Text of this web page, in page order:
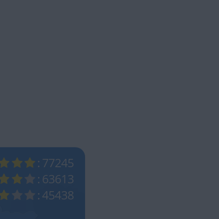
: 77245
: 63613
: 45438